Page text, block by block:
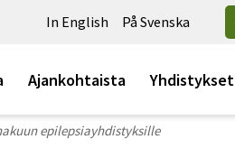
In English På Svenska
Ajankohtaista Yhdistykset
epilepsiayhdistyksille